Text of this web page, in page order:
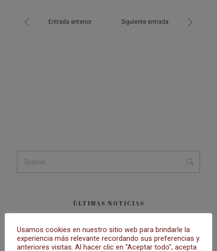
Entrada anterior Siguiente entrada
ÚLTIMAS NOTICIAS
MISA ESTACIONAL
28 de agosto de 2023
Usamos cookies en nuestro sitio web para brindarle la
experiencia más relevante recordando sus preferencias y
anteriores visitas. Al hacer clic en "Aceptar todo", acepta